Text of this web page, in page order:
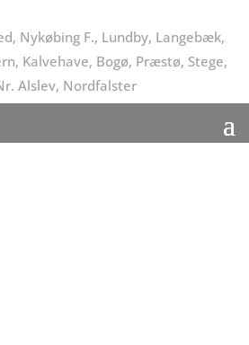
Nykøbing F., Lundby, Langebæk,
Kalvehave, Bogø, Præstø, Stege,
Alslev, Nordfalster